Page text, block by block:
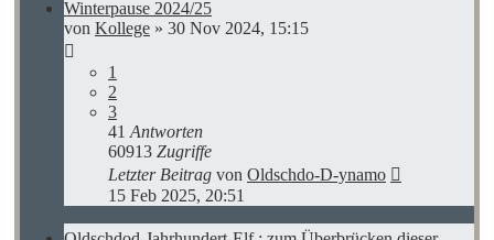
Winterpause 2024/25
von Kollege » 30 Nov 2024, 15:15
1
2
3
41 Antworten
60913 Zugriffe
Letzter Beitrag von Oldschdo-D-ynamo
15 Feb 2025, 20:51